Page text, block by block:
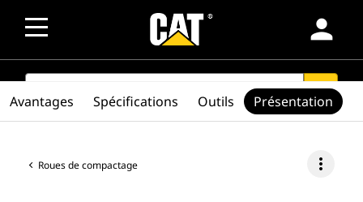
person
SEARCH search
Roues de compactage more_vert
Avantages Spécifications Outils Présentation